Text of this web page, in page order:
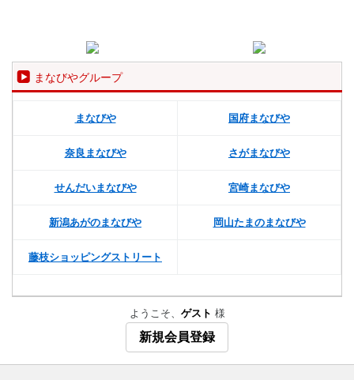
まなびやグループ
まなびや 国府まなびや
奈良まなびや さがまなびや
せんだいまなびや 宮崎まなびや
新潟あがのまなびや 岡山たまのまなびや
藤枝ショッピングストリート
ようこそ、 ゲスト 様
新規会員登録